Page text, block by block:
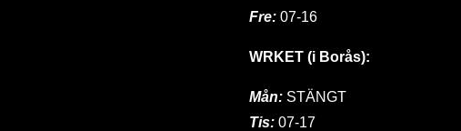
Fre: 07-16
WRKET (i Borås):
Mån: STÄNGT
Tis: 07-17